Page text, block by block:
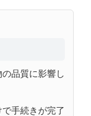
品質に影響し
手続きが完了